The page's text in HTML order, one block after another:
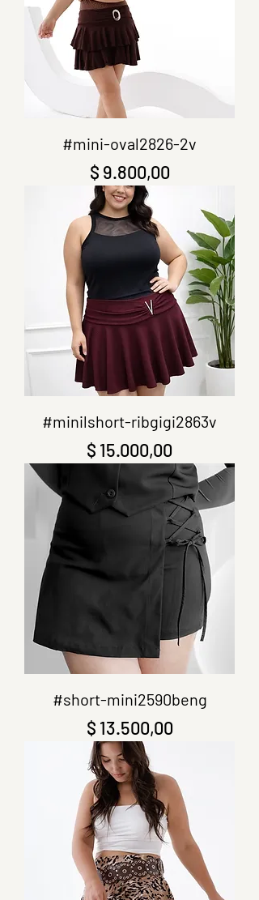
#mini-oval2826-2v
Precio
$ 9.800,00
#minilshort-ribgigi2863v
Precio
$ 15.000,00
#short-mini2590beng
Precio
$ 13.500,00